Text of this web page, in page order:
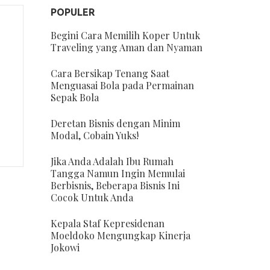
POPULER
Begini Cara Memilih Koper Untuk
Traveling yang Aman dan Nyaman
Cara Bersikap Tenang Saat
Menguasai Bola pada Permainan
Sepak Bola
Deretan Bisnis dengan Minim
Modal, Cobain Yuks!
Jika Anda Adalah Ibu Rumah
Tangga Namun Ingin Memulai
Berbisnis, Beberapa Bisnis Ini
Cocok Untuk Anda
Kepala Staf Kepresidenan
Moeldoko Mengungkap Kinerja
Jokowi